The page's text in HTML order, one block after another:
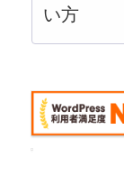
い方